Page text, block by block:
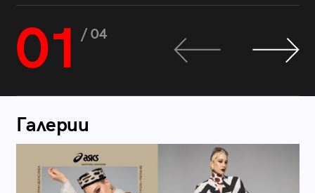
01 / 04
Галерии